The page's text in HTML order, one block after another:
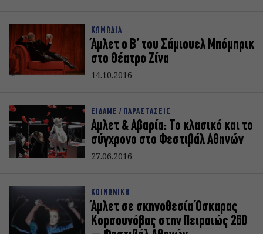
ΚΩΜΩΔΙΑ
Άμλετ ο Β’ του Σάμιουελ Μπόμπρικ
στο Θέατρο Ζίνα
14.10.2016
ΕΙΔΑΜΕ / ΠΑΡΑΣΤΑΣΕΙΣ
Αμλετ & Αβαρία: Το κλασικό και το
σύγχρονο στο Φεστιβάλ Αθηνών
27.06.2016
ΚΟΙΝΩΝΙΚΗ
Άμλετ σε σκηνοθεσία Όσκαρας
Κορσουνόβας στην Πειραιώς 260